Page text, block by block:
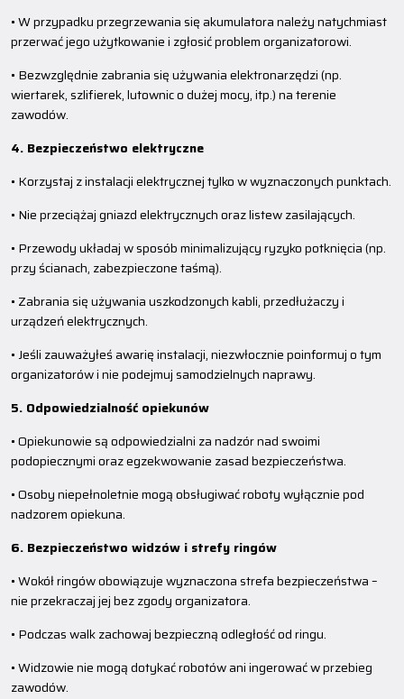
• W przypadku przegrzewania się akumulatora należy natychmiast
przerwać jego użytkowanie i zgłosić problem organizatorowi.
• Bezwzględnie zabrania się używania elektronarzędzi (np.
wiertarek, szlifierek, lutownic o dużej mocy, itp.) na terenie
zawodów.
4. Bezpieczeństwo elektryczne
• Korzystaj z instalacji elektrycznej tylko w wyznaczonych punktach.
• Nie przeciążaj gniazd elektrycznych oraz listew zasilających.
• Przewody układaj w sposób minimalizujący ryzyko potknięcia (np.
przy ścianach, zabezpieczone taśmą).
• Zabrania się używania uszkodzonych kabli, przedłużaczy i
urządzeń elektrycznych.
• Jeśli zauważyłeś awarię instalacji, niezwłocznie poinformuj o tym
organizatorów i nie podejmuj samodzielnych naprawy.
5. Odpowiedzialność opiekunów
• Opiekunowie są odpowiedzialni za nadzór nad swoimi
podopiecznymi oraz egzekwowanie zasad bezpieczeństwa.
• Osoby niepełnoletnie mogą obsługiwać roboty wyłącznie pod
nadzorem opiekuna.
6. Bezpieczeństwo widzów i strefy ringów
• Wokół ringów obowiązuje wyznaczona strefa bezpieczeństwa –
nie przekraczaj jej bez zgody organizatora.
• Podczas walk zachowaj bezpieczną odległość od ringu.
• Widzowie nie mogą dotykać robotów ani ingerować w przebieg
zawodów.